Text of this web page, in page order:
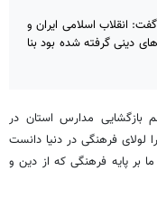
انقلاب اسلامی ایران و
دینی گرفته شده بود بنا
بازگشایی مدارس استان در
لولای فرهنگی در دنیا دانست
بر پایه فرهنگی که از دین و